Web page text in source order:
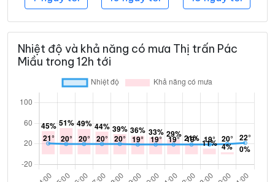
Nhiệt độ và khả năng có mưa Thị trấn Pác
Miầu trong 12h tới